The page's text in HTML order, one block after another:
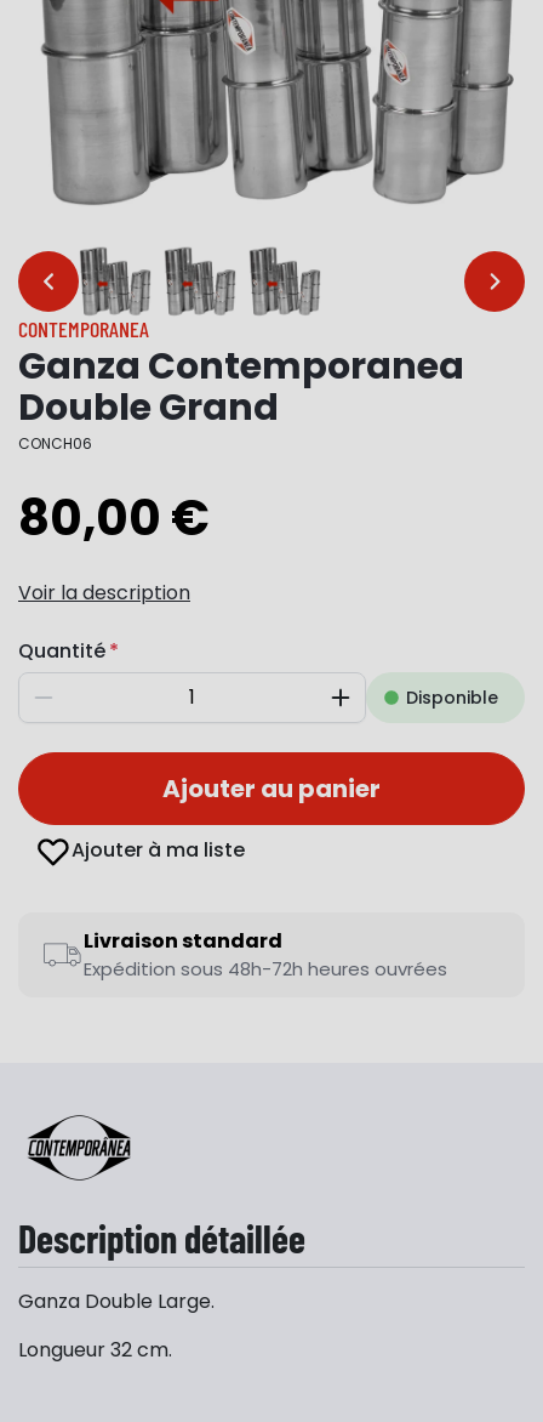
… …
CONTEMPORANEA
Ganza Contemporanea
Double Grand
CONCH06
80,00 €
Voir la description
Quantité
Diminuer AugmenterDisponible
Ajouter au panier
Ajouter à ma liste
Livraison standard
Expédition sous 48h-72h heures ouvrées
Description détaillée
Ganza Double Large.
Longueur 32 cm.